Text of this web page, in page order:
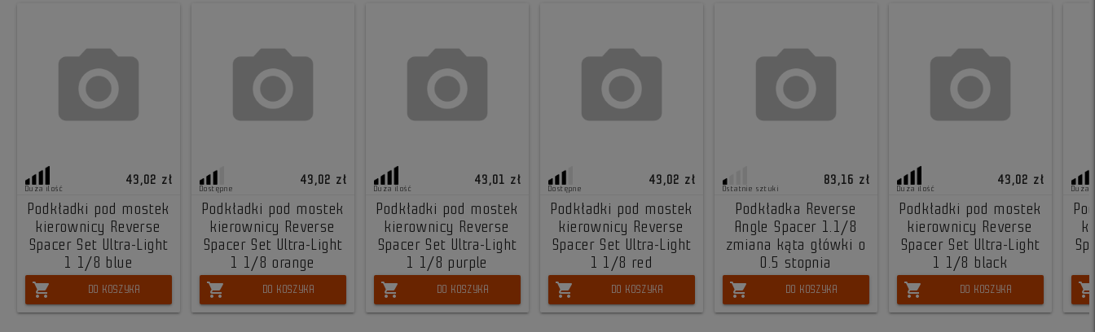
Duża ilość
43,02 zł
Podkładki pod mostek
kierownicy Reverse
Spacer Set Ultra-Light
1 1/8 blue
shopping_cart DO KOSZYKA
Dostępne
43,02 zł
Podkładki pod mostek
kierownicy Reverse
Spacer Set Ultra-Light
1 1/8 orange
shopping_cart DO KOSZYKA
Duża ilość
43,01 zł
Podkładki pod mostek
kierownicy Reverse
Spacer Set Ultra-Light
1 1/8 purple
shopping_cart DO KOSZYKA
Dostępne
43,02 zł
Podkładki pod mostek
kierownicy Reverse
Spacer Set Ultra-Light
1 1/8 red
shopping_cart DO KOSZYKA
Ostatnie sztuki
83,16 zł
Podkładka Reverse
Angle Spacer 1.1/8
zmiana kąta główki o
0.5 stopnia
shopping_cart DO KOSZYKA
Duża ilość
43,02 zł
Podkładki pod mostek
kierownicy Reverse
Spacer Set Ultra-Light
1 1/8 black
shopping_cart DO KOSZYKA
Duża